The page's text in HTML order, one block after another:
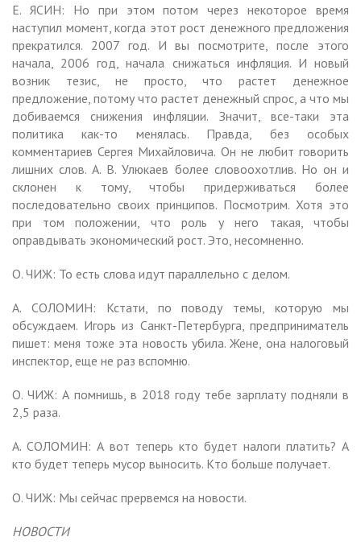
Е. ЯСИН: Но при этом потом через некоторое время
наступил момент, когда этот рост денежного предложения
прекратился. 2007 год. И вы посмотрите, после этого
начала, 2006 год, начала снижаться инфляция. И новый
возник тезис, не просто, что растет денежное
предложение, потому что растет денежный спрос, а что мы
добиваемся снижения инфляции. Значит, все-таки эта
политика как-то менялась. Правда, без особых
комментариев Сергея Михайловича. Он не любит говорить
лишних слов. А. В. Улюкаев более словоохотлив. Но он и
склонен к тому, чтобы придерживаться более
последовательно своих принципов. Посмотрим. Хотя это
при том положении, что роль у него такая, чтобы
оправдывать экономический рост. Это, несомненно.
О. ЧИЖ: То есть слова идут параллельно с делом.
А. СОЛОМИН: Кстати, по поводу темы, которую мы
обсуждаем. Игорь из Санкт-Петербурга, предприниматель
пишет: меня тоже эта новость убила. Жене, она налоговый
инспектор, еще не раз вспомню.
О. ЧИЖ: А помнишь, в 2018 году тебе зарплату подняли в
2,5 раза.
А. СОЛОМИН: А вот теперь кто будет налоги платить? А
кто будет теперь мусор выносить. Кто больше получает.
О. ЧИЖ: Мы сейчас прервемся на новости.
НОВОСТИ